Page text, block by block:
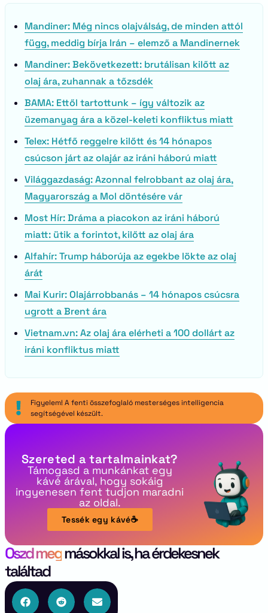
Mandiner: Még nincs olajválság, de minden attól
függ, meddig bírja Irán – elemző a Mandinernek
Mandiner: Bekövetkezett: brutálisan kilőtt az
olaj ára, zuhannak a tőzsdék
BAMA: Ettől tartottunk – így változik az
üzemanyag ára a közel-keleti konfliktus miatt
Telex: Hétfő reggelre kilőtt és 14 hónapos
csúcson járt az olajár az iráni háború miatt
Világgazdaság: Azonnal felrobbant az olaj ára,
Magyarország a Mol döntésére vár
Most Hír: Dráma a piacokon az iráni háború
miatt: ütik a forintot, kilőtt az olaj ára
Alfahír: Trump háborúja az egekbe lökte az olaj
árát
Mai Kurir: Olajárrobbanás – 14 hónapos csúcsra
ugrott a Brent ára
Vietnam.vn: Az olaj ára elérheti a 100 dollárt az
iráni konfliktus miatt
Figyelem! A fenti összefoglaló mesterséges intelligencia
segítségével készült.
Szereted a tartalmainkat?
Támogasd a munkánkat egy
kávé árával, hogy sokáig
ingyenesen fent tudjon maradni
az oldal.
Tessék egy kávé☕
Oszd megmásokkal is, ha érdekesnek
találtad